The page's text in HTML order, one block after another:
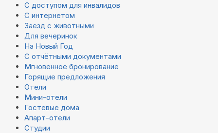
С доступом для инвалидов
С интернетом
Заезд с животными
Для вечеринок
На Новый Год
С отчётными документами
Мгновенное бронирование
Горящие предложения
Отели
Мини-отели
Гостевые дома
Апарт-отели
Студии